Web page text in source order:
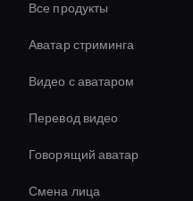
Все продукты
Аватар стриминга
Видео с аватаром
Перевод видео
Говорящий аватар
Смена лица